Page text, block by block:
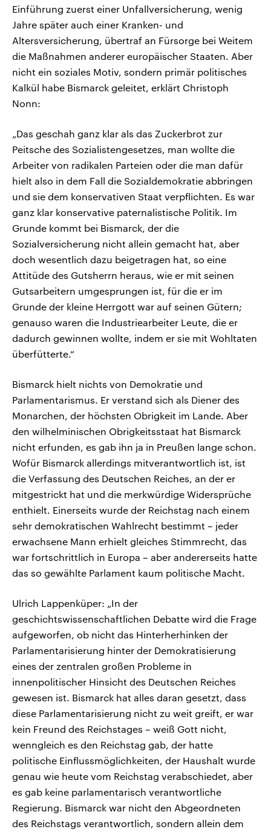
Einführung zuerst einer Unfallversicherung, wenig
Jahre später auch einer Kranken- und
Altersversicherung, übertraf an Fürsorge bei Weitem
die Maßnahmen anderer europäischer Staaten. Aber
nicht ein soziales Motiv, sondern primär politisches
Kalkül habe Bismarck geleitet, erklärt Christoph
Nonn:
„Das geschah ganz klar als das Zuckerbrot zur
Peitsche des Sozialistengesetzes, man wollte die
Arbeiter von radikalen Parteien oder die man dafür
hielt also in dem Fall die Sozialdemokratie abbringen
und sie dem konservativen Staat verpflichten. Es war
ganz klar konservative paternalistische Politik. Im
Grunde kommt bei Bismarck, der die
Sozialversicherung nicht allein gemacht hat, aber
doch wesentlich dazu beigetragen hat, so eine
Attitüde des Gutsherrn heraus, wie er mit seinen
Gutsarbeitern umgesprungen ist, für die er im
Grunde der kleine Herrgott war auf seinen Gütern;
genauso waren die Industriearbeiter Leute, die er
dadurch gewinnen wollte, indem er sie mit Wohltaten
überfütterte.“
Bismarck hielt nichts von Demokratie und
Parlamentarismus. Er verstand sich als Diener des
Monarchen, der höchsten Obrigkeit im Lande. Aber
den wilhelminischen Obrigkeitsstaat hat Bismarck
nicht erfunden, es gab ihn ja in Preußen lange schon.
Wofür Bismarck allerdings mitverantwortlich ist, ist
die Verfassung des Deutschen Reiches, an der er
mitgestrickt hat und die merkwürdige Widersprüche
enthielt. Einerseits wurde der Reichstag nach einem
sehr demokratischen Wahlrecht bestimmt – jeder
erwachsene Mann erhielt gleiches Stimmrecht, das
war fortschrittlich in Europa – aber andererseits hatte
das so gewählte Parlament kaum politische Macht.
Ulrich Lappenküper: „In der
geschichtswissenschaftlichen Debatte wird die Frage
aufgeworfen, ob nicht das Hinterherhinken der
Parlamentarisierung hinter der Demokratisierung
eines der zentralen großen Probleme in
innenpolitischer Hinsicht des Deutschen Reiches
gewesen ist. Bismarck hat alles daran gesetzt, dass
diese Parlamentarisierung nicht zu weit greift, er war
kein Freund des Reichstages – weiß Gott nicht,
wenngleich es den Reichstag gab, der hatte
politische Einflussmöglichkeiten, der Haushalt wurde
genau wie heute vom Reichstag verabschiedet, aber
es gab keine parlamentarisch verantwortliche
Regierung. Bismarck war nicht den Abgeordneten
des Reichstags verantwortlich, sondern allein dem